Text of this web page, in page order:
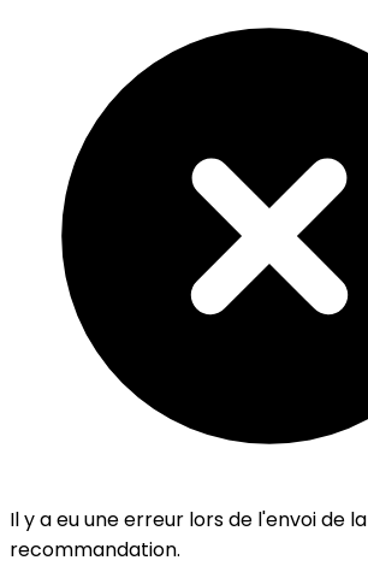
Il y a eu une erreur lors de l'envoi de la
recommandation.